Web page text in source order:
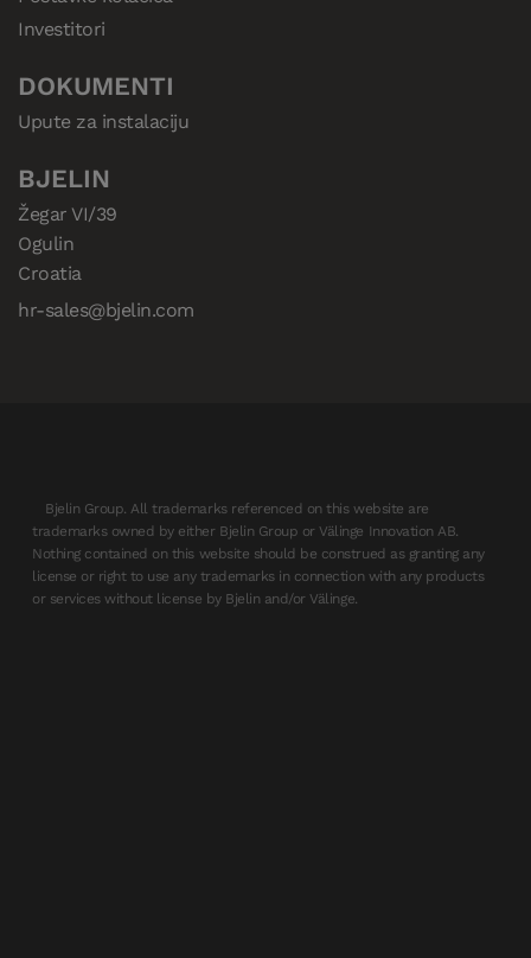
Investitori
DOKUMENTI
Upute za instalaciju
BJELIN
Žegar VI/39
Ogulin
Croatia
hr-sales@bjelin.com
Bjelin Group. All trademarks referenced on this website are
trademarks owned by either Bjelin Group or Välinge Innovation AB.
Nothing contained on this website should be construed as granting any
license or right to use any trademarks in connection with any products
or services without license by Bjelin and/or Välinge.